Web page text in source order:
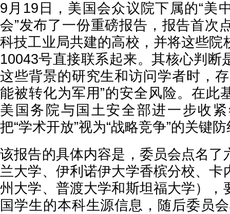
9月19日，美国会众议院下属的“美
会”发布了一份重磅报告，报告首次
科技工业局共建的高校，并将这些院
10043号直接联系起来。其核心判断
这些背景的研究生和访问学者时，
能被转化为军用”的安全风险。在此
美国务院与国土安全部进一步收
把“学术开放”视为“战略竞争”的关键
该报告的具体内容是，委员会点名了
兰大学、伊利诺伊大学香槟分校、卡
州大学、普渡大学和斯坦福大学），
国学生的本科生源信息，随后委员